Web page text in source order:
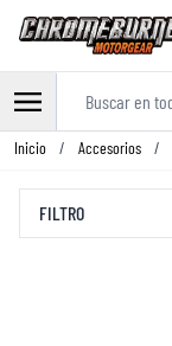
Ir al contenido
Inicio / Accesorios /
FILTRO